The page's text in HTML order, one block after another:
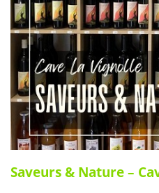
Saveurs & Nature –